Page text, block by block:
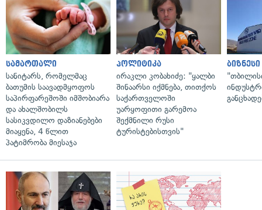
სამართალი
სანიტარს, რომელმაც
ბათუმის საავადმყოფოს
საპირფარეშოში იმშობიარა
და ახალშობილს
სასიკვდილო დაზიანებები
მიაყენა, 4 წლით
პატიმრობა მიესაჯა
პოლიტიკა
ირაკლი კობახიძე: "ყალბი
შინაარსი იქმნება, თითქოს
საქართველოში
უარყოფითი გარემოა
შექმნილი რუსი
ტურისტებისთვის"
ბიზნესი